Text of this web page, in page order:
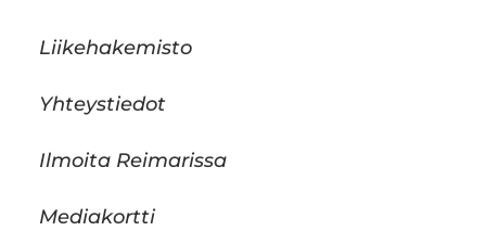
Liikehakemisto
Yhteystiedot
Ilmoita Reimarissa
Mediakortti